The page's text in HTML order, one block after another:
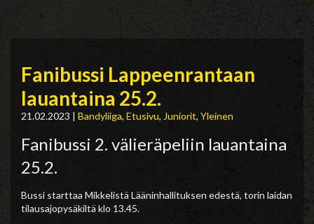
Fanibussi Lappeenrantaan
lauantaina 25.2.
21.02.2023 | Bandyliiga, Etusivu, Juniorit, Yleinen
Fanibussi 2. välieräpeliin lauantaina
25.2.
Bussi starttaa Mikkelistä Lääninhallituksen edestä, torin laidan
tilausajopysäkiltä klo 13.45.